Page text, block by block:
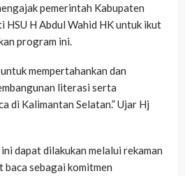
pemerintah Kabupaten
HSU H Abdul Wahid HK untuk ikut
program ini.
mempertahankan dan
literasi serta
di Kalimantan Selatan.” Ujar Hj
dapat dilakukan melalui rekaman
sebagai komitmen